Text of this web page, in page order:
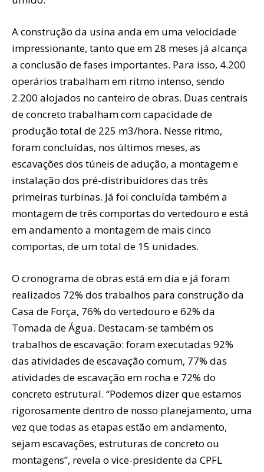
A construção da usina anda em uma velocidade
impressionante, tanto que em 28 meses já alcança
a conclusão de fases importantes. Para isso, 4.200
operários trabalham em ritmo intenso, sendo
2.200 alojados no canteiro de obras. Duas centrais
de concreto trabalham com capacidade de
produção total de 225 m3/hora. Nesse ritmo,
foram concluídas, nos últimos meses, as
escavações dos túneis de adução, a montagem e
instalação dos pré-distribuidores das três
primeiras turbinas. Já foi concluída também a
montagem de três comportas do vertedouro e está
em andamento a montagem de mais cinco
comportas, de um total de 15 unidades.
O cronograma de obras está em dia e já foram
realizados 72% dos trabalhos para construção da
Casa de Força, 76% do vertedouro e 62% da
Tomada de Água. Destacam-se também os
trabalhos de escavação: foram executadas 92%
das atividades de escavação comum, 77% das
atividades de escavação em rocha e 72% do
concreto estrutural. “Podemos dizer que estamos
rigorosamente dentro de nosso planejamento, uma
vez que todas as etapas estão em andamento,
sejam escavações, estruturas de concreto ou
montagens”, revela o vice-presidente da CPFL